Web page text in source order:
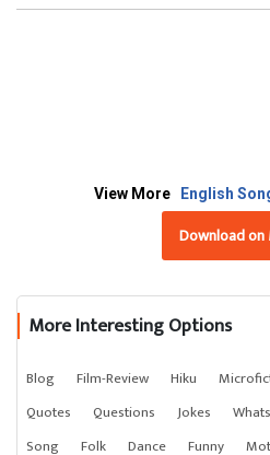
View More English
Download on
More Interesting Options
Blog Film-Review Hiku
Quotes
Questions Jokes
Song
Folk Dance Funny